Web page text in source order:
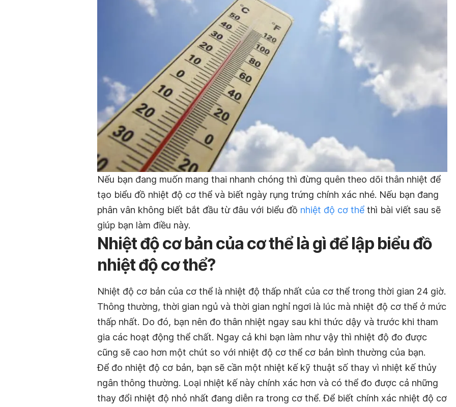
Nếu bạn đang muốn mang thai nhanh chóng thì đừng quên theo dõi thân nhiệt để
tạo biểu đồ nhiệt độ cơ thể và biết ngày rụng trứng chính xác nhé. Nếu bạn đang
phân vân không biết bắt đầu từ đâu với biểu đồ nhiệt độ cơ thể thì bài viết sau sẽ
giúp bạn làm điều này.
Nhiệt độ cơ bản của cơ thể là gì để lập biểu đồ
nhiệt độ cơ thể?
Nhiệt độ cơ bản của cơ thể là nhiệt độ thấp nhất của cơ thể trong thời gian 24 giờ.
Thông thường, thời gian ngủ và thời gian nghỉ ngơi là lúc mà nhiệt độ cơ thể ở mức
thấp nhất. Do đó, bạn nên đo thân nhiệt ngay sau khi thức dậy và trước khi tham
gia các hoạt động thể chất. Ngay cả khi bạn làm như vậy thì nhiệt độ đo được
cũng sẽ cao hơn một chút so với nhiệt độ cơ thể cơ bản bình thường của bạn.
Để đo nhiệt độ cơ bản, bạn sẽ cần một nhiệt kế kỹ thuật số thay vì nhiệt kế thủy
ngân thông thường. Loại nhiệt kế này chính xác hơn và có thể đo được cả những
thay đổi nhiệt độ nhỏ nhất đang diễn ra trong cơ thể. Để biết chính xác nhiệt độ cơ